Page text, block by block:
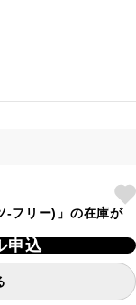
-フリー)」の在庫が
申込